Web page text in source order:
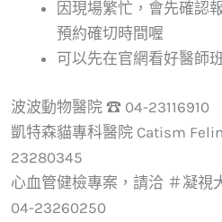
因現場繁忙，會先確認
預約確切時間喔
可以先在官網看好醫師
波波動物醫院 ☎ 04-23116910
凱特森貓專科醫院 Catism
23280345
心血管健檢專案，請洽 ＃凝
04-23260250